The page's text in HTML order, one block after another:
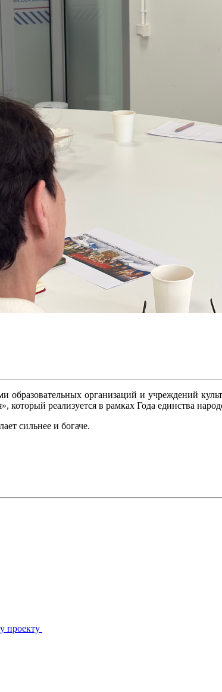
организаций и учреждений
реализуется в рамках Года единства
сильнее и богаче.
проекту